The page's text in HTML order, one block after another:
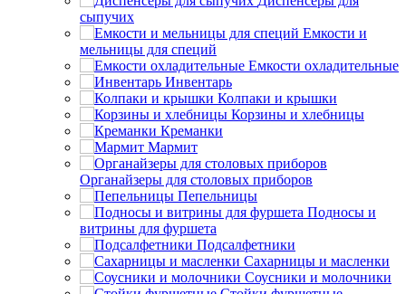
сыпучих
Емкости и
мельницы для специй
Емкости охладительные
Инвентарь
Колпаки и крышки
Корзины и хлебницы
Креманки
Мармит
Органайзеры для столовых приборов
Пепельницы
Подносы и
витрины для фуршета
Подсалфетники
Сахарницы и масленки
Соусники и молочники